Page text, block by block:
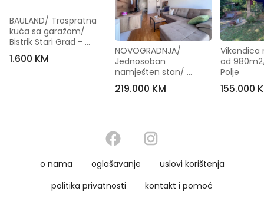
BAULAND/ Trospratna
kuća sa garažom/
Bistrik Stari Grad -
[Iznajmljivanje]
1.600 KM
NOVOGRADNJA/
Jednosoban
namješten stan/
Otoka
219.000 KM
Vikendica
od
Polje
155.000
o nama oglašavanje
uslovi korištenja
politika privatnosti
kontakt i pomoć